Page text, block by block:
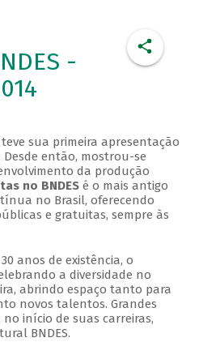
-
teve sua primeira apresentação
Desde então, mostrou-se
da produção
no BNDESé o mais antigo
no Brasil, oferecendo
e gratuitas, sempre às
anos de existência, o
a diversidade no
abrindo espaço tanto para
novos talentos. Grandes
no início de suas carreiras,
BNDES.